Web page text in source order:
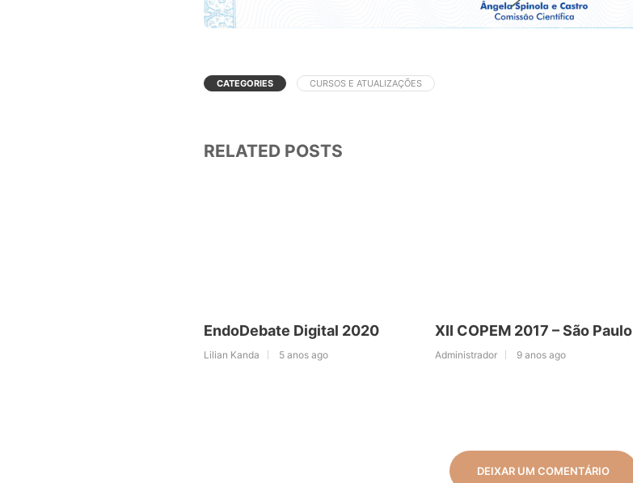
CATEGORIES CURSOS E ATUALIZAÇÕES
RELATED POSTS
EndoDebate Digital 2020
Lilian Kanda 5 anos ago
XII COPEM 2017 – São Paulo
Administrador 9 anos ago
DEIXAR UM COMENTÁRIO